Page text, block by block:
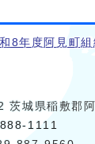
8年度阿見町組
茨城県稲敷郡
1111